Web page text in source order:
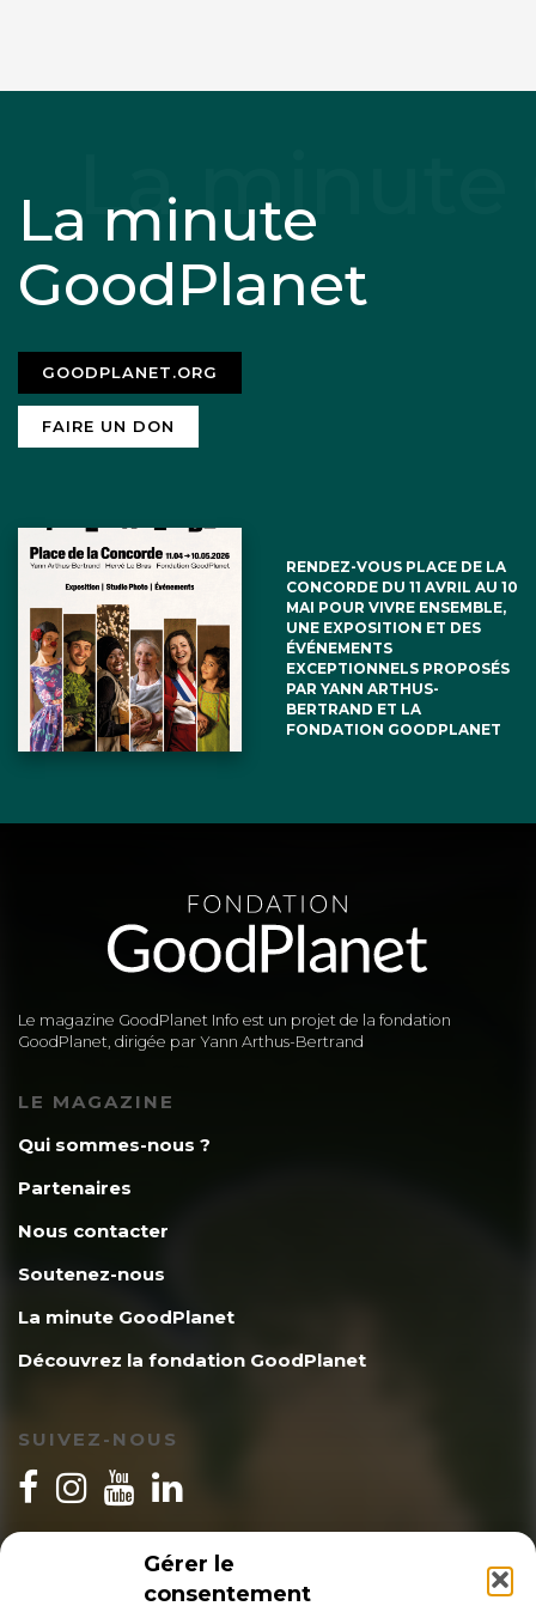
Gérer le
consentement
La minute
GoodPlanet
GOODPLANET.ORG
FAIRE UN DON
RENDEZ-VOUS PLACE DE LA
CONCORDE DU 11 AVRIL AU 10
MAI POUR VIVRE ENSEMBLE,
UNE EXPOSITION ET DES
ÉVÉNEMENTS
EXCEPTIONNELS PROPOSÉS
PAR YANN ARTHUS-
BERTRAND ET LA
FONDATION GOODPLANET
Le magazine GoodPlanet Info est un projet de la fondation
GoodPlanet, dirigée par Yann Arthus-Bertrand
LE MAGAZINE
Qui sommes-nous ?
Partenaires
Nous contacter
Soutenez-nous
La minute GoodPlanet
Découvrez la fondation GoodPlanet
SUIVEZ-NOUS
INSCRIPTION NEWSLETTER